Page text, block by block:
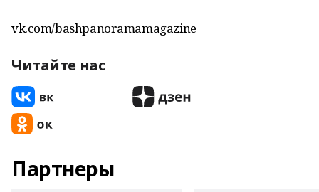
vk.com/bashpanoramamagazine
Читайте нас
Партнеры